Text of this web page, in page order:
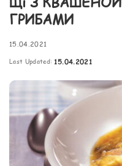
ГРИБАМИ
15.04.2021
Last Updated: 15.04.2021